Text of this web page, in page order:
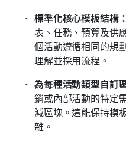
標準化核心模板結構：
表、任務、預算及供
個活動遵循相同的規
理解並採用流程。
為每種活動類型自訂
銷或內部活動的特定
減區塊。這能保持模
雜。